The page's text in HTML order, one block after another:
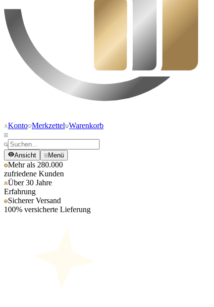
Konto Merkzettel Warenkorb
Ansicht Menü
Mehr als 280.000
zufriedene Kunden
Über 30 Jahre
Erfahrung
Sicherer Versand
100% versicherte Lieferung